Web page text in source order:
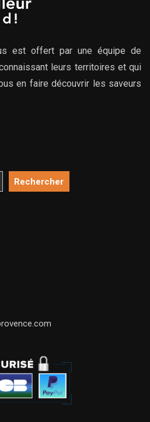
est offert par une équipe de
leurs territoires et qui
en faire découvrir les saveurs
Rechercher